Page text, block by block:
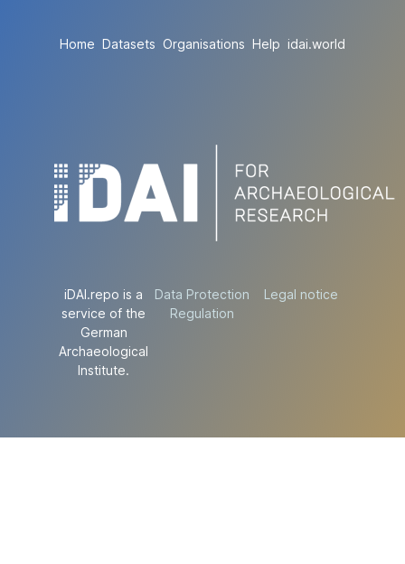
Home Datasets Organisations Help idai.world
iDAI.repo is a
service of the
German
Archaeological
Institute.
Data Protection
Regulation
Legal notice